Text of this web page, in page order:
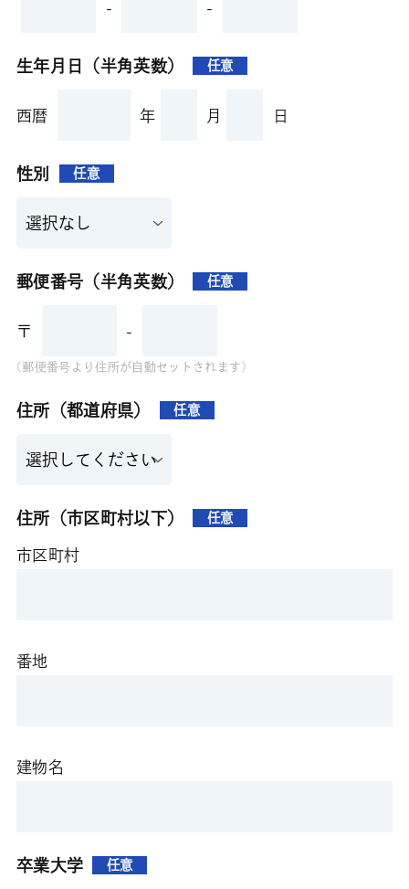
- -
生年月日（半角英数） 任意
西暦 年 月 日
性別 任意
郵便番号（半角英数） 任意
〒 -
(郵便番号より住所が自動セットされます)
住所（都道府県） 任意
住所（市区町村以下） 任意
市区町村
番地
建物名
卒業大学 任意